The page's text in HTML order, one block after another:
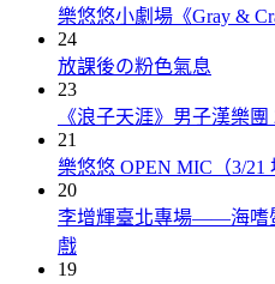
樂悠悠小劇場《Gray &
24
放課後の粉色氣息
23
《浪子天涯》男子漢樂
21
樂悠悠 OPEN MIC（3/21
20
李增輝臺北專場——海嗜
戲
19